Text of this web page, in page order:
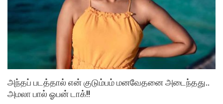
அந்தப் படத்தால் என் குடும்பம் மனவேதனை அடைந்தது..
அமலா பால் ஓபன் டாக்!!